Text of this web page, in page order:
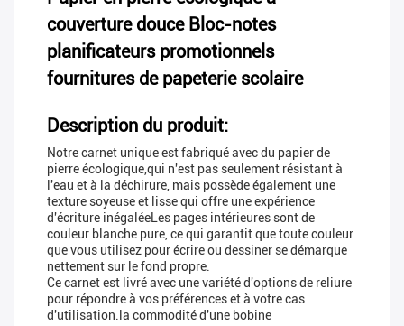
couverture douce Bloc-notes
planificateurs promotionnels
fournitures de papeterie scolaire
Description du produit:
Notre carnet unique est fabriqué avec du papier de
pierre écologique,qui n'est pas seulement résistant à
l'eau et à la déchirure, mais possède également une
texture soyeuse et lisse qui offre une expérience
d'écriture inégaléeLes pages intérieures sont de
couleur blanche pure, ce qui garantit que toute couleur
que vous utilisez pour écrire ou dessiner se démarque
nettement sur le fond propre.
Ce carnet est livré avec une variété d'options de reliure
pour répondre à vos préférences et à votre cas
d'utilisation.la commodité d'une bobine